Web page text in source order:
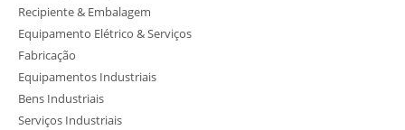
Recipiente & Embalagem
Equipamento Elétrico & Serviços
Fabricação
Equipamentos Industriais
Bens Industriais
Serviços Industriais